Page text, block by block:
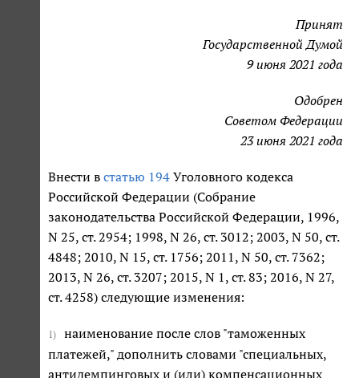
Принят
Государственной Думой
9 июня 2021 года
Одобрен
Советом Федерации
23 июня 2021 года
Внести в статью 194 Уголовного кодекса
Российской Федерации (Собрание
законодательства Российской Федерации, 1996,
N 25, ст. 2954; 1998, N 26, ст. 3012; 2003, N 50, ст.
4848; 2010, N 15, ст. 1756; 2011, N 50, ст. 7362;
2013, N 26, ст. 3207; 2015, N 1, ст. 83; 2016, N 27,
ст. 4258) следующие изменения:
1)
наименование после слов "таможенных
платежей," дополнить словами "специальных,
антидемпинговых и (или) компенсационных